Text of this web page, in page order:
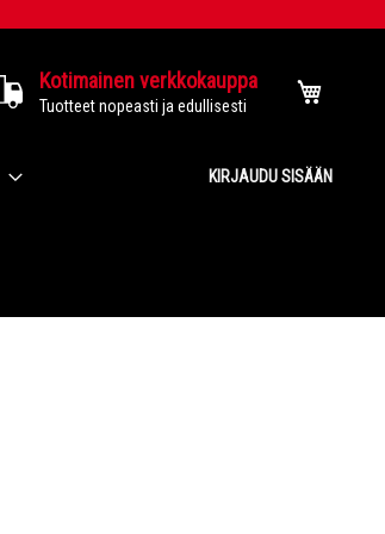
Kotimainen verkkokauppa
Tuotteet nopeasti ja edullisesti
KIRJAUDU SISÄÄN